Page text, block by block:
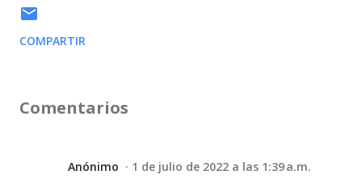
COMPARTIR
Comentarios
Anónimo 1 de julio de 2022 a las 1:39 a.m.